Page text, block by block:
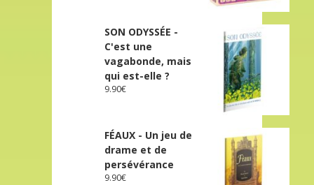
SON ODYSSÉE -
C'est une
vagabonde, mais
qui est-elle ?
9.90€
FÉAUX - Un jeu de
drame et de
persévérance
9.90€